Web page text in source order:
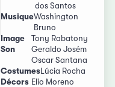
dos Santos
MusiqueWashington
Bruno
Image
Tony Rabatony
Son
Geraldo Josém
Oscar Santana
CostumesLúcia Rocha
Décors Elio Moreno